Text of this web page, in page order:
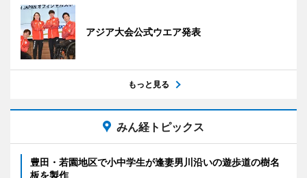
アジア大会公式ウエア発表
もっと見る
みん経トピックス
豊田・若園地区で小中学生が逢妻男川沿いの遊歩道の樹名
板を製作